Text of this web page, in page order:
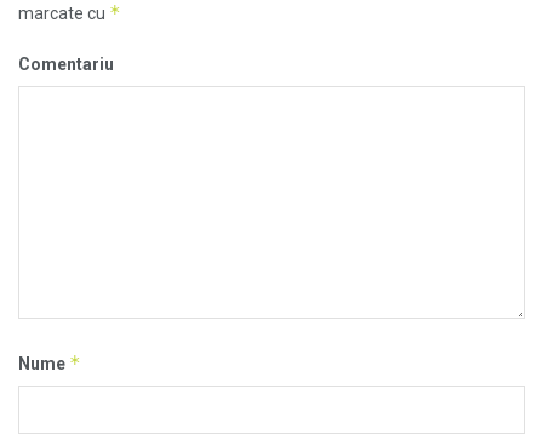
marcate cu *
Comentariu
Nume *